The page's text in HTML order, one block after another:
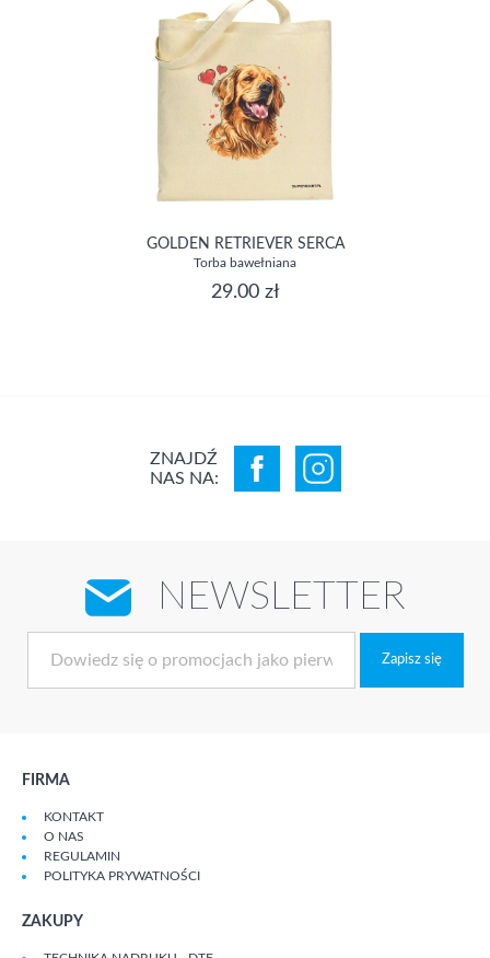
GOLDEN RETRIEVER SERCA
Torba bawełniana
29.00 zł
ZNAJDŹ
NAS NA:
NEWSLETTER
Zapisz się
FIRMA
KONTAKT
O NAS
REGULAMIN
POLITYKA PRYWATNOŚCI
ZAKUPY